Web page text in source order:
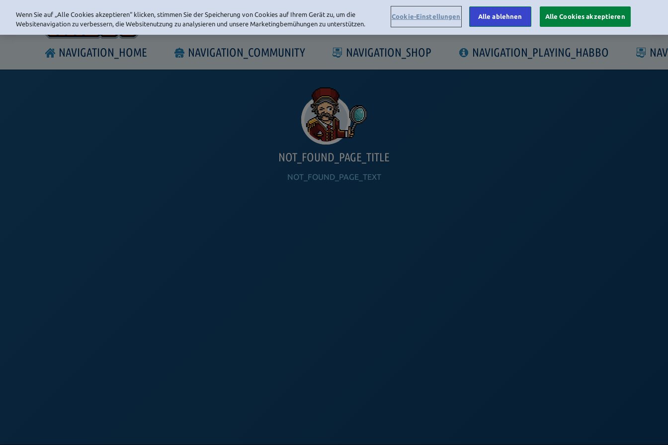
LOGIN
NAVIGATION_HOME NAVIGATION_COMMUNITY NAVIGATION_SHOP NAVIGATION_PLAYING_HABBO
NOT_FOUND_PAGE_TITLE
NOT_FOUND_PAGE_TEXT
Wenn Sie auf „Alle Cookies akzeptieren“ klicken, stimmen Sie der Speicherung von Cookies auf Ihrem Gerät zu, um die
Websitenavigation zu verbessern, die Websitenutzung zu analysieren und unsere Marketingbemühungen zu unterstützen.
Cookie-Einstellungen Alle ablehnen Alle Cookies akzeptieren